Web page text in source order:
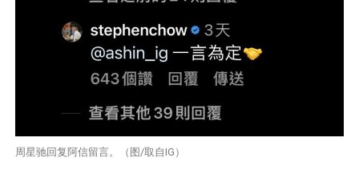
周星驰回复阿信留言。（图/取自IG）